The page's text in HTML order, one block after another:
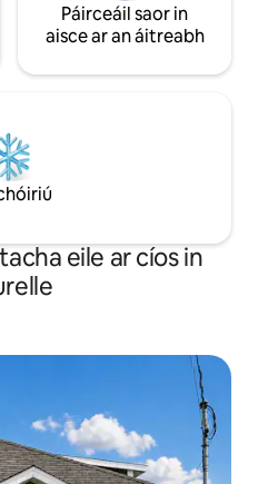
Páirceáil saor in
aisce ar an áitreabh
eile ar cíos in